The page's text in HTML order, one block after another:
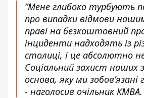
“Мене глибоко турбують
про випадки відмови
праві на безкоштовний
інциденти надходять із
столиці, і це абсолютно
Соціальний захист наших
основа, яку ми
- наголосив очільник КМВА.